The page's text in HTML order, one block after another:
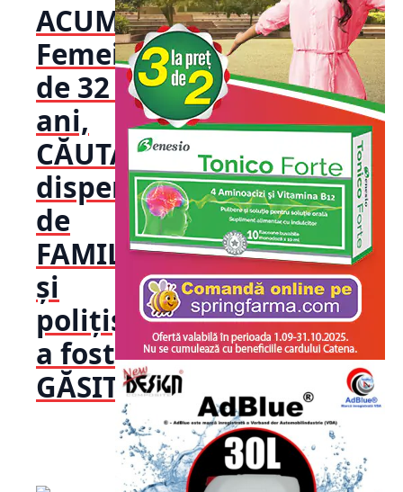
ACUM!
Femeia
de 32 de
ani,
CĂUTATĂ
disperată
de
FAMILIE
și
polițiști,
a fost
GĂSITĂ!